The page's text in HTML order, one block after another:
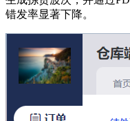
错发率显著下降。